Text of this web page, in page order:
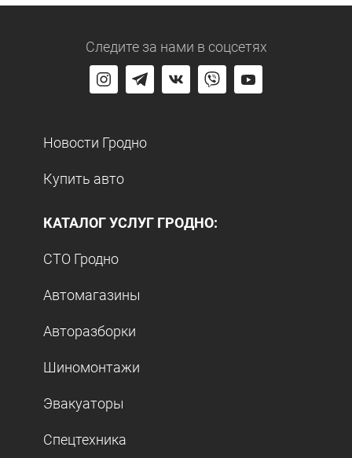
Следите за нами в соцсетях
Новости Гродно
Купить авто
КАТАЛОГ УСЛУГ ГРОДНО:
СТО Гродно
Автомагазины
Авторазборки
Шиномонтажи
Эвакуаторы
Спецтехника